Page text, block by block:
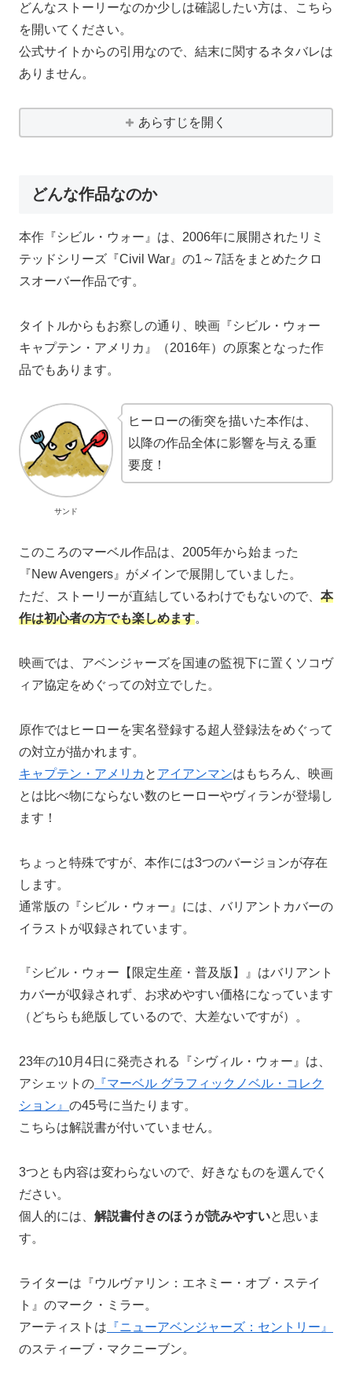
どんなストーリーなのか少しは確認したい方は、こちら
を開いてください。
公式サイトからの引用なので、結末に関するネタバレは
ありません。
あらすじを開く
どんな作品なのか
本作『シビル・ウォー』は、2006年に展開されたリミ
テッドシリーズ『Civil War』の1～7話をまとめたクロ
スオーバー作品です。
タイトルからもお察しの通り、映画『シビル・ウォー
キャプテン・アメリカ』（2016年）の原案となった作
品でもあります。
サンド
ヒーローの衝突を描いた本作は、
以降の作品全体に影響を与える重
要度！
このころのマーベル作品は、2005年から始まった
『New Avengers』がメインで展開していました。
ただ、ストーリーが直結しているわけでもないので、 本
作は初心者の方でも楽しめます。
映画では、アベンジャーズを国連の監視下に置くソコヴ
ィア協定をめぐっての対立でした。
原作ではヒーローを実名登録する超人登録法をめぐって
の対立が描かれます。
キャプテン・アメリカ と アイアンマンはもちろん、映画
とは比べ物にならない数のヒーローやヴィランが登場し
ます！
ちょっと特殊ですが、本作には3つのバージョンが存在
します。
通常版の『シビル・ウォー』には、バリアントカバーの
イラストが収録されています。
『シビル・ウォー【限定生産・普及版】』はバリアント
カバーが収録されず、お求めやすい価格になっています
（どちらも絶版しているので、大差ないですが）。
23年の10月4日に発売される『シヴィル・ウォー』は、
アシェットの 『マーベル グラフィックノベル・コレク
ション』 の45号に当たります。
こちらは解説書が付いていません。
3つとも内容は変わらないので、好きなものを選んでく
ださい。
個人的には、 解説書付きのほうが読みやすいと思いま
す。
ライターは『ウルヴァリン：エネミー・オブ・ステイ
ト』のマーク・ミラー。
アーティストは 『ニューアベンジャーズ：セントリー』
のスティーブ・マクニーブン。